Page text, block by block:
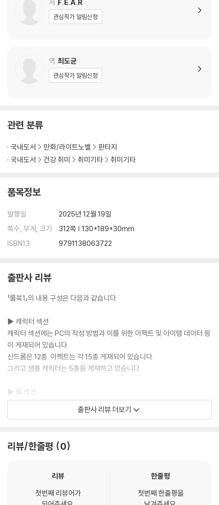
저 F.E.A.R
관심작가 알림신청
역 최도균
관심작가 알림신청
관련 분류
국내도서 만화/라이트노벨
판타지
국내도서
건강 취미 취미기타 취미기타
품목정보
발행일
2025년 12월 19일
쪽수, 무게, 크기
312쪽 | 130*189*30mm
ISBN13
9791138063722
출판사 리뷰
「룰북1」의 내용 구성은 다음과 같습니다.
▶ 캐릭터 섹션
캐릭터 섹션에는 PC의 작성 방법과 이를 위한 이펙트 및 아이템 데이터 등
이 게재되어 있습니다.
신드롬은 12종. 이펙트는 각 15종 게재되어 있습니다.
그리고 샘플 캐릭터는 5종을 게재하고 있습니다.
▶ 룰 섹션
룰 섹션에는, 세션 진행에 필요한 판정, 전투 룰, 그리고 게임 전체의 진행
을 위한 안내사항 등이 게재하고 있습니다.
월드 섹션에서는 DX3의 세계가 이전 판본으로부터 어떻게 변화했는지,
▶ 스테이지 섹션
출판사 리뷰 더보기
리뷰/한줄평 0
리뷰
첫번째 리뷰어가
한줄평
첫번째 한줄평을